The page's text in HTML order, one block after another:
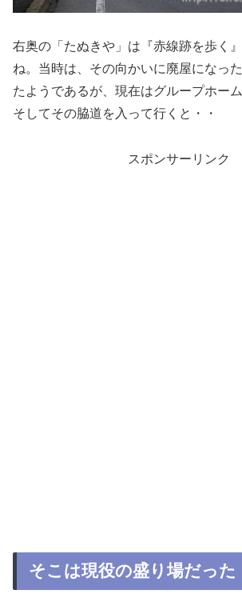
右奥の「たぬきや」は『赤線跡を歩く
ね。当時は、その向かいに廃屋になっ
たようであるが、現在はグループホー
そしてその脇道を入って行くと・・
スポンサーリンク
そこは現役の盛り場だった